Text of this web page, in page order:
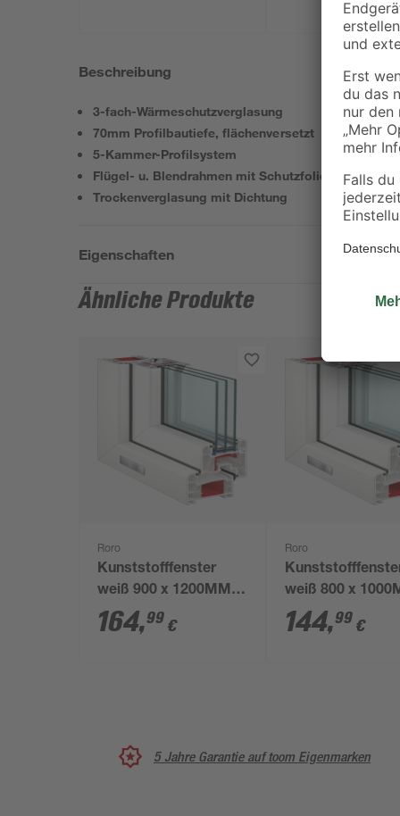
Beschreibung
3-fach-Wärmeschutzverglasung
70mm Profilbautiefe, flächenversetzt
5-Kammer-Profilsystem
Flügel- u. Blendrahmen mit Schutzfolie u. Stahlkern
Trockenverglasung mit Dichtung
Eigenschaften
Ähnliche Produkte
Roro
Kunststofffenster
weiß 900 x 1200MM
DIN R
164,99 €
Roro
weiß 800 x
DIN R
144,99 €
5 Jahre Garantie auf toom Eigenmarken